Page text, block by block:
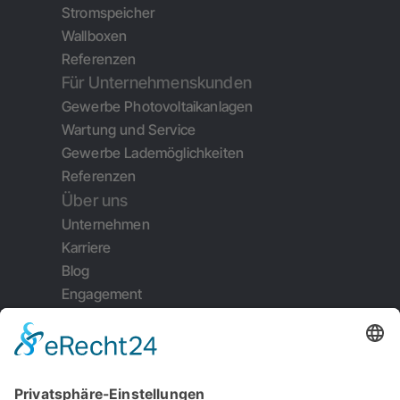
Stromspeicher
Wallboxen
Referenzen
Für Unternehmenskunden
Gewerbe Photovoltaikanlagen
Wartung und Service
Gewerbe Lademöglichkeiten
Referenzen
Über uns
Unternehmen
Karriere
Blog
Engagement
Kontakt
Datenschutz